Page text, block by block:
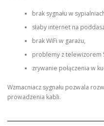
brak sygnału w
słaby internet na
brak WiFi w garażu,
problemy z telewizorem
zrywanie połączenia w
Wzmacniacz sygnału pozwala
prowadzenia kabli.